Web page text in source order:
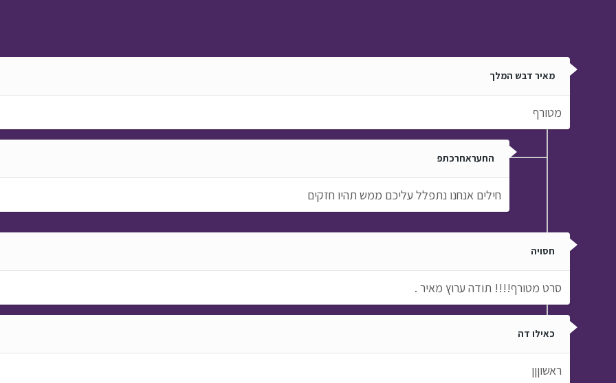
מאיר דבש המלך
מטורף
החעראחרכתפ
חילים אנחנו נתפלל עליכם ממש תהיו חזקים
חסויה
סרט מטורף!!!! תודה ערוץ מאיר .
כאילו דה
ראשוןןן